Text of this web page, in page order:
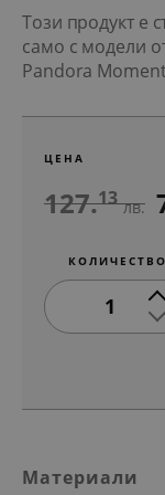
Този продукт е
само с модели
Pandora
ЦЕНА
127.13 лв.
КОЛИЧЕСТВО
1
Материали